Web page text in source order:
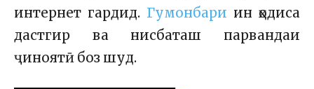
интернет гардид. Гумонбари ин ҳодиса
дастгир ва нисбаташ парвандаи
ҷиноятӣ боз шуд.